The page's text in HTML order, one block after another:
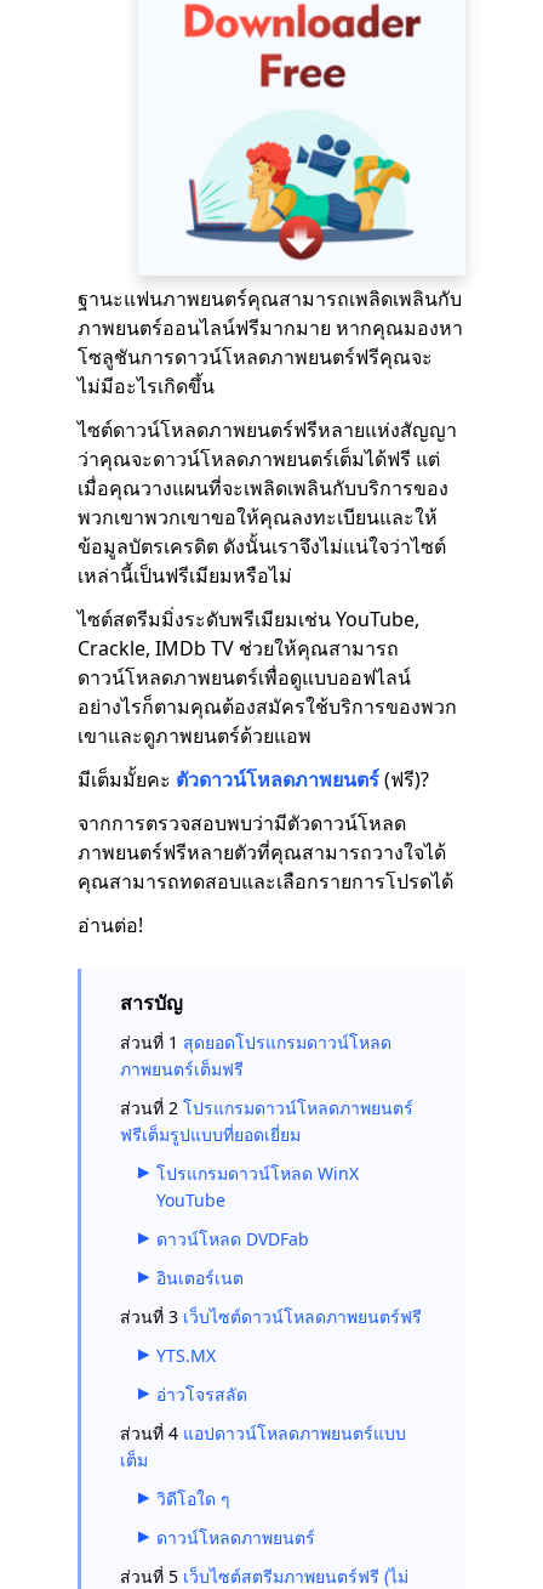
ฐานะแฟนภาพยนตร์คุณสามารถเพลิดเพลินกับ
ภาพยนตร์ออนไลน์ฟรีมากมาย หากคุณมองหา
โซลูชันการดาวน์โหลดภาพยนตร์ฟรีคุณจะ
ไม่มีอะไรเกิดขึ้น
ไซต์ดาวน์โหลดภาพยนตร์ฟรีหลายแห่งสัญญา
ว่าคุณจะดาวน์โหลดภาพยนตร์เต็มได้ฟรี แต่
เมื่อคุณวางแผนที่จะเพลิดเพลินกับบริการของ
พวกเขาพวกเขาขอให้คุณลงทะเบียนและให้
ข้อมูลบัตรเครดิต ดังนั้นเราจึงไม่แน่ใจว่าไซต์
เหล่านี้เป็นฟรีเมียมหรือไม่
ไซต์สตรีมมิ่งระดับพรีเมียมเช่น YouTube,
Crackle, IMDb TV ช่วยให้คุณสามารถ
ดาวน์โหลดภาพยนตร์เพื่อดูแบบออฟไลน์
อย่างไรก็ตามคุณต้องสมัครใช้บริการของพวก
เขาและดูภาพยนตร์ด้วยแอพ
มีเต็มมั้ยคะ ตัวดาวน์โหลดภาพยนตร์(ฟรี)?
จากการตรวจสอบพบว่ามีตัวดาวน์โหลด
ภาพยนตร์ฟรีหลายตัวที่คุณสามารถวางใจได้
คุณสามารถทดสอบและเลือกรายการโปรดได้
อ่านต่อ!
สารบัญ
ส่วนที่ 1 สุดยอดโปรแกรมดาวน์โหลด
ภาพยนตร์เต็มฟรี
ส่วนที่ 2 โปรแกรมดาวน์โหลดภาพยนตร์
ฟรีเต็มรูปแบบที่ยอดเยี่ยม
โปรแกรมดาวน์โหลด WinX
YouTube
ดาวน์โหลด DVDFab
อินเตอร์เนต
ส่วนที่ 3 เว็บไซต์ดาวน์โหลดภาพยนตร์ฟรี
YTS.MX
อ่าวโจรสลัด
ส่วนที่ 4 แอปดาวน์โหลดภาพยนตร์แบบ
เต็ม
วิดีโอใด ๆ
ดาวน์โหลดภาพยนตร์
ส่วนที่ 5 เว็บไซต์สตรีมภาพยนตร์ฟรี (ไม่